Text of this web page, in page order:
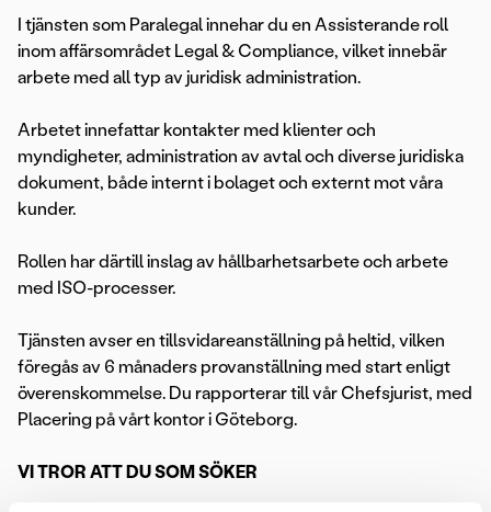
I tjänsten som Paralegal innehar du en Assisterande roll
inom affärsområdet Legal & Compliance, vilket innebär
arbete med all typ av juridisk administration.
Arbetet innefattar kontakter med klienter och
myndigheter, administration av avtal och diverse juridiska
dokument, både internt i bolaget och externt mot våra
kunder.
Rollen har därtill inslag av hållbarhetsarbete och arbete
med ISO-processer.
Tjänsten avser en tillsvidareanställning på heltid, vilken
föregås av 6 månaders provanställning med start enligt
överenskommelse. Du rapporterar till vår Chefsjurist, med
Placering på vårt kontor i Göteborg.
VI TROR ATT DU SOM SÖKER